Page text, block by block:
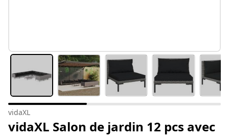
vidaXL
vidaXL Salon de jardin 12 pcs avec